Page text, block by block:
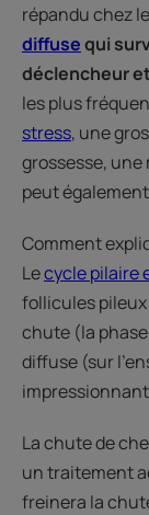
répandu chez
diffusequi
déclencheur
les plus
stress, une
grossesse,
peut
Comment
Lecycle pilaire
follicules
chute (la
diffuse (sur
La chute de
un traitement
freinera la